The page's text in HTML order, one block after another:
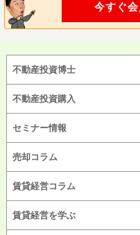
今すぐ会
不動産投資博士
不動産投資購入
セミナー情報
売却コラム
賃貸経営コラム
賃貸経営を学ぶ